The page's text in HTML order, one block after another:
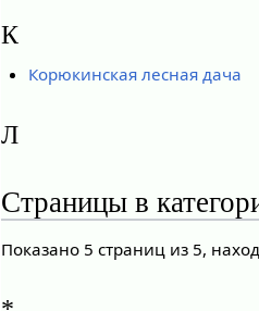
К
Корюкинская лесная дача
Л
Страницы в
Показано 5 страниц из 5,